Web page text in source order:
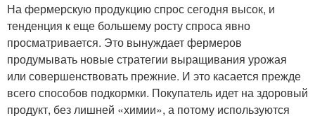
На фермерскую продукцию спрос сегодня высок, и
тенденция к еще большему росту спроса явно
просматривается. Это вынуждает фермеров
продумывать новые стратегии выращивания урожая
или совершенствовать прежние. И это касается прежде
всего способов подкормки. Покупатель идет на здоровый
продукт, без лишней «химии», а потому используются